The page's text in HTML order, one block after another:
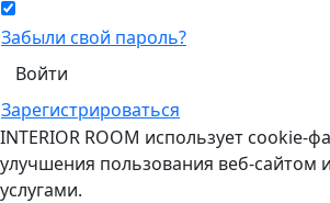
Забыли свой пароль?
Зарегистрироваться
INTERIOR ROOM использует cookie-
улучшения пользования веб-сайтом
услугами.